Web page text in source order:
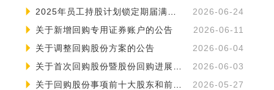
2025年员工持股计划锁定期届满暨解锁条件成就的公告
2026-06-24
关于新增回购专用证券账户的公告
2026-06-11
关于调整回购股份方案的公告
2026-06-04
关于首次回购股份暨股份回购进展公告
2026-06-03
关于回购股份事项前十大股东和前十大无限售条件股东持股情况的公告
2026-05-27